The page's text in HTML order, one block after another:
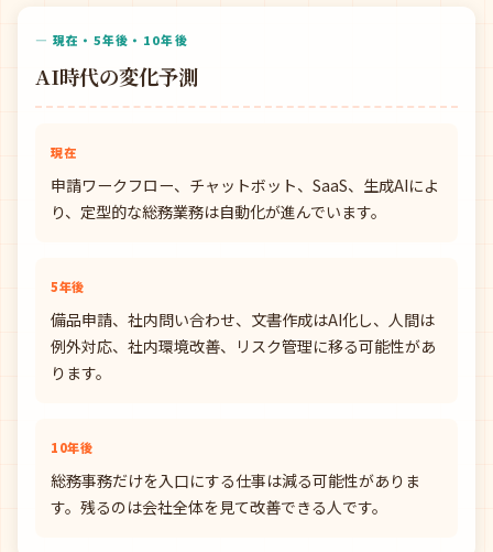
— 現在・5年後・10年後
AI時代の変化予測
現在
申請ワークフロー、チャットボット、SaaS、生成AIによ
り、定型的な総務業務は自動化が進んでいます。
5年後
備品申請、社内問い合わせ、文書作成はAI化し、人間は
例外対応、社内環境改善、リスク管理に移る可能性があ
ります。
10年後
総務事務だけを入口にする仕事は減る可能性がありま
す。残るのは会社全体を見て改善できる人です。